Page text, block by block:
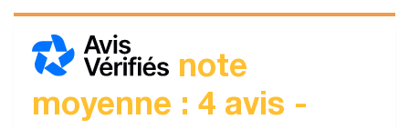
note
moyenne : 4 avis -